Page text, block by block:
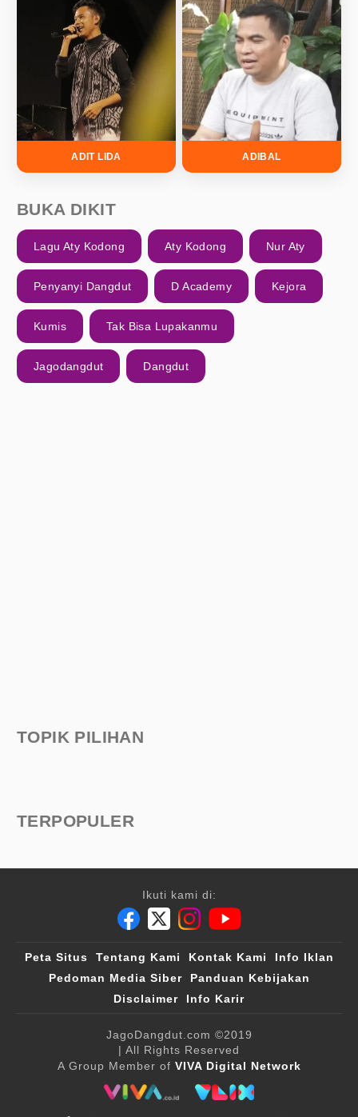
ADIT LIDA ADIBAL
BUKA DIKIT
Lagu Aty Kodong Aty Kodong Nur Aty
Penyanyi Dangdut D Academy Kejora
Kumis Tak Bisa Lupakanmu
Jagodangdut Dangdut
TOPIK PILIHAN
TERPOPULER
Ikuti kami di:
Peta Situs Tentang Kami Kontak Kami
Info Iklan
Pedoman Media Siber
Panduan Kebijakan
Disclaimer
Info Karir
JagoDangdut.com ©2019
| All Rights Reserved
A Group Member of VIVA Digital Network